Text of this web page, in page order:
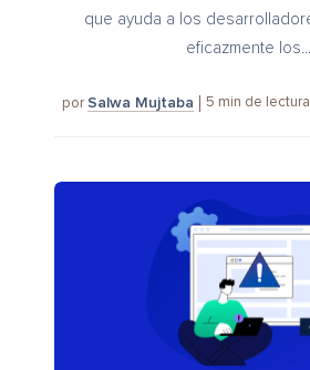
que ayuda a los
eficazmente los...
por Salwa Mujtaba 5 min de lectura